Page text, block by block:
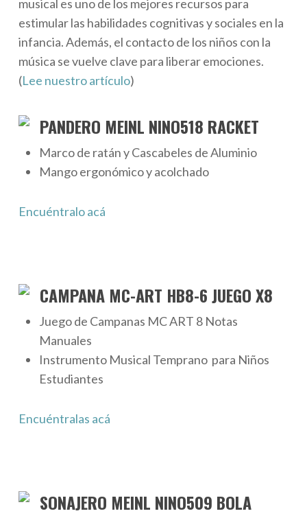
musical es uno de los mejores recursos para
estimular las habilidades cognitivas y sociales en la
infancia. Además, el contacto de los niños con la
música se vuelve clave para liberar emociones.
(Lee nuestro artículo)
PANDERO MEINL NINO518 RACKET
Marco de ratán y Cascabeles de Aluminio
Mango ergonómico y acolchado
Encuéntralo acá
CAMPANA MC-ART HB8-6 JUEGO X8
Juego de Campanas MC ART 8 Notas
Manuales
Instrumento Musical Tempranopara Niños
Estudiantes
Encuéntralas acá
SONAJERO MEINL NINO509 BOLA